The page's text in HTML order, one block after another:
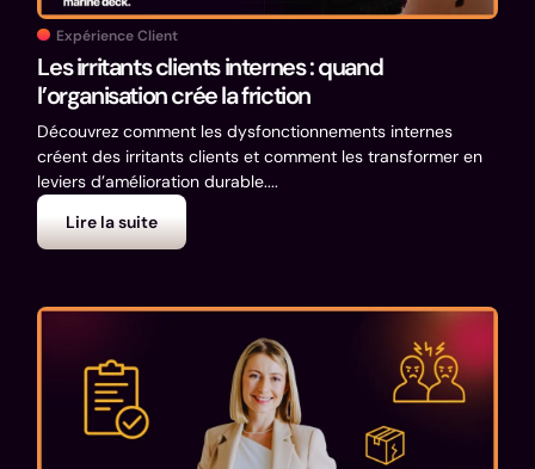
Expérience Client
Les irritants clients internes : quand
l’organisation crée la friction
Découvrez comment les dysfonctionnements internes
créent des irritants clients et comment les transformer en
leviers d’amélioration durable....
Lire la suite